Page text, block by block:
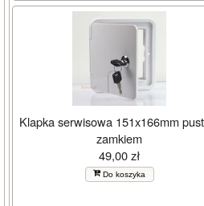
Klapka serwisowa 151x166mm
zamkiem
49,00 zł
Do koszyka